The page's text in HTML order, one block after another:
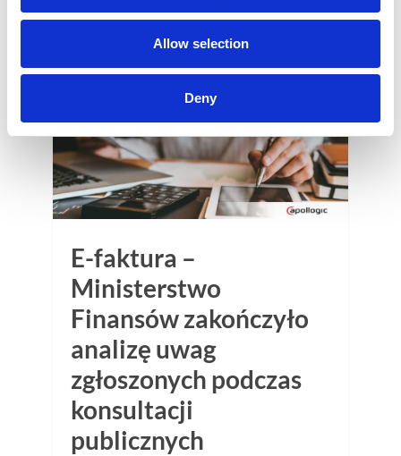
Allow selection
Deny
23 CZE
E-faktura –
Ministerstwo
Finansów zakończyło
analizę uwag
zgłoszonych podczas
konsultacji
publicznych